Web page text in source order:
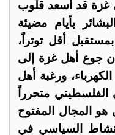
غزة قد أسعد قلوب
بأيام مضيئة
أقل توتراً،
أن جوع أهل غزة إلى
ورغبة أهل
متحرراً
هو المجال المفتوح
السياسي في